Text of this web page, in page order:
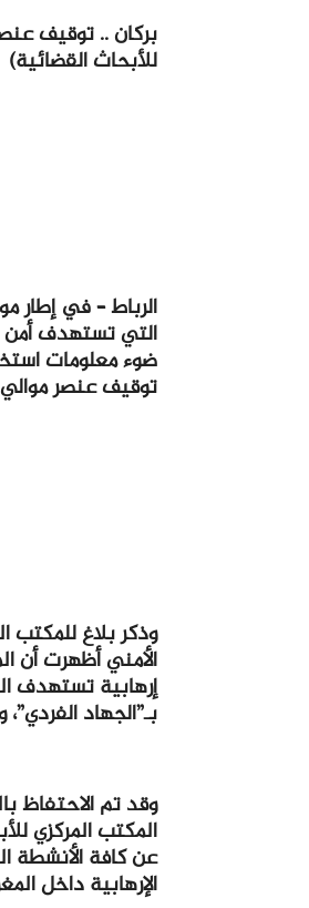
بركان .. توقيف
للأبحاث القضائية)
الرباط – في إطار
التي تستهدف أمن
ضوء معلومات
توقيف عنصر
وذكر بلاغ للمكتب
الأمني أظهرت أن
إرهابية تستهدف
بـ”الجهاد
وقد تم الاحتفاظ
المكتب المركزي
عن كافة الأنشطة
الإرهابية داخل